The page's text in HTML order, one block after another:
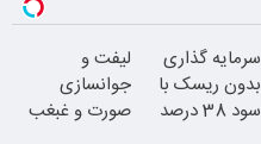
سرمایه گذاری
بدون ریسک با
سود 38 درصد
لیفت و
جوانسازی
صورت و غبغب